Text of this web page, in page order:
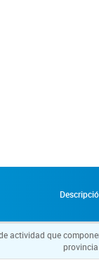
actividad que
provincia